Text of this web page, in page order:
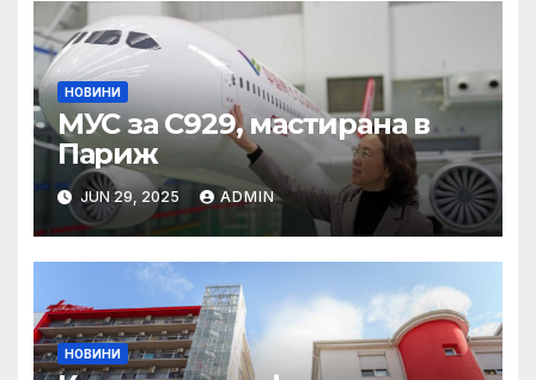
НОВИНИ
МУС за C929, мастирана в
Париж
JUN 29, 2025 ADMIN
НОВИНИ